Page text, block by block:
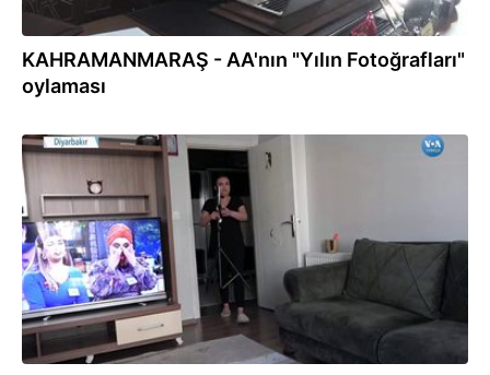
KAHRAMANMARAŞ - AA'nın "Yılın Fotoğrafları"
oylaması
26.11.2021